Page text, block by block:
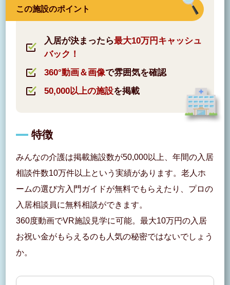
この施設のポイント
入居が決まったら最大10万円キャッシュ
バック！
360°動画＆画像で雰囲気を確認
50,000以上の施設を掲載
特徴
みんなの介護は掲載施設数が50,000以上、年間の入居
相談件数10万件以上という実績があります。老人ホ
ームの選び方入門ガイドが無料でもらえたり、プロの
入居相談員に無料相談ができます。
360度動画でVR施設見学に可能。最大10万円の入居
お祝い金がもらえるのも人気の秘密ではないでしょう
か。